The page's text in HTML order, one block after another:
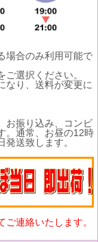
場合のみ利用可能で
選択ください。
なり、送料が変更に
お振り込み、コンビ
。通常、お昼の12時
送致します。
連絡いたします。